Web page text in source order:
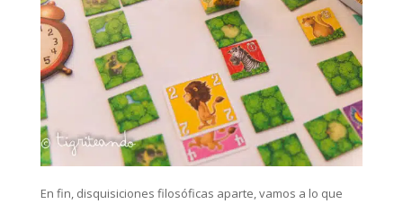
En fin, disquisiciones filosóficas aparte, vamos a lo que